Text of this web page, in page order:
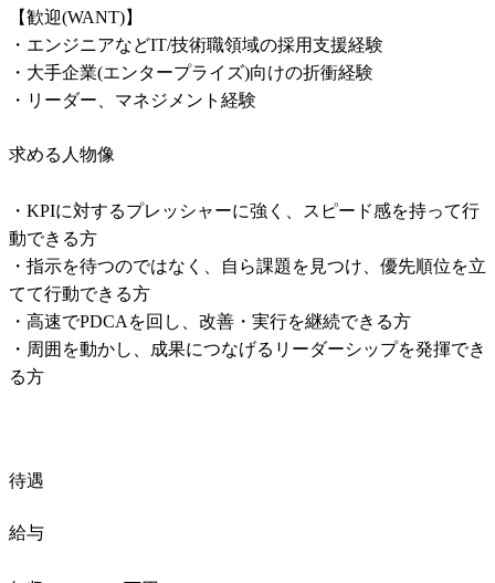
【歓迎(WANT)】
・エンジニアなどIT/技術職領域の採用支援経験
・大手企業(エンタープライズ)向けの折衝経験
・リーダー、マネジメント経験
求める人物像
・KPIに対するプレッシャーに強く、スピード感を持って行
動できる方
・指示を待つのではなく、自ら課題を見つけ、優先順位を立
てて行動できる方
・高速でPDCAを回し、改善・実行を継続できる方
・周囲を動かし、成果につなげるリーダーシップを発揮でき
る方
待遇
給与